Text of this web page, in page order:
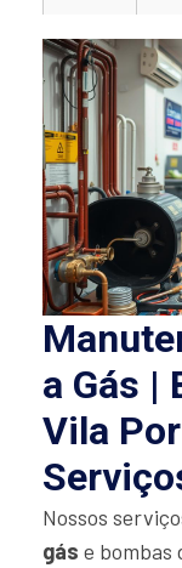
a Gás |
Vila
Nossos
gás e bombas